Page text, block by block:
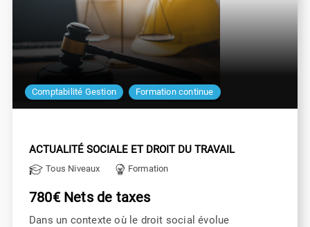
Comptabilité Gestion Formation continue
ACTUALITÉ SOCIALE ET DROIT DU TRAVAIL
Tous Niveaux Formation
780€ Nets de taxes
Dans un contexte où le droit social évolue